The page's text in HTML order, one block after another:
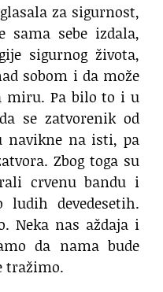
za sigurnost,
sama sebe izdala,
sigurnog života,
sobom i da može
miru. Pa bilo to i u
se zatvorenik od
navikne na isti, pa
Zbog toga su
crvenu bandu i
devedesetih.
Neka nas aždaja i
da nama bude
tražimo.